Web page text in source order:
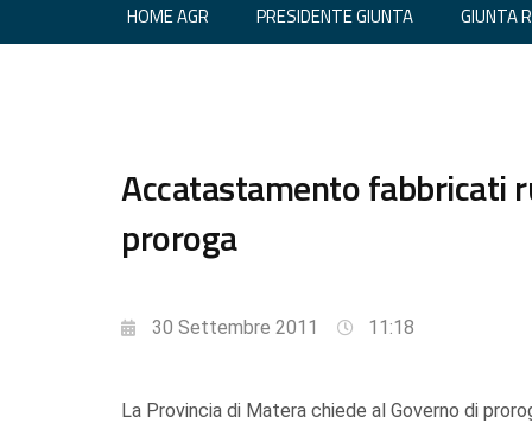
HOME AGR PRESIDENTE GIUNTA GIUNTA
Accatastamento fabbricati
proroga
30 Settembre 2011 11:18
La Provincia di Matera chiede al Governo di